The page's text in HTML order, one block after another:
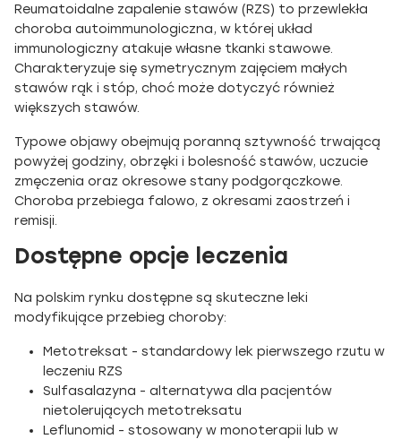
Reumatoidalne zapalenie stawów (RZS) to przewlekła
choroba autoimmunologiczna, w której układ
immunologiczny atakuje własne tkanki stawowe.
Charakteryzuje się symetrycznym zajęciem małych
stawów rąk i stóp, choć może dotyczyć również
większych stawów.
Typowe objawy obejmują poranną sztywność trwającą
powyżej godziny, obrzęki i bolesność stawów, uczucie
zmęczenia oraz okresowe stany podgorączkowe.
Choroba przebiega falowo, z okresami zaostrzeń i
remisji.
Dostępne opcje leczenia
Na polskim rynku dostępne są skuteczne leki
modyfikujące przebieg choroby:
Metotreksat - standardowy lek pierwszego rzutu w
leczeniu RZS
Sulfasalazyna - alternatywa dla pacjentów
nietolerujących metotreksatu
Leflunomid - stosowany w monoterapii lub w